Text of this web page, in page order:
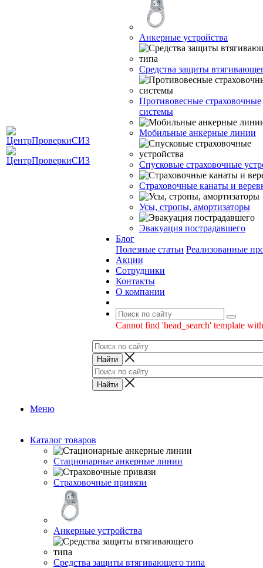
Анкерные устройства
Средства защиты
Противовесные страховочные
системы
Мобильные анкерные линии
Спусковые страховочные
Страховочные канаты и
Усы, стропы, амортизаторы
Эвакуация пострадавшего
Блог
Полезные статьи Реализованные
Акции
Сотрудники
Контакты
О компании
Cannot find 'head_search' template
Меню
Каталог товаров
Стационарные анкерные линии
Страховочные привязи
Анкерные устройства
Средства защиты втягивающего типа